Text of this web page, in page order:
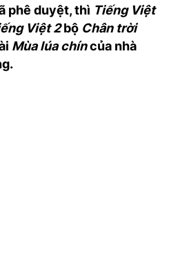
phê duyệt, thì Tiếng Việt
Việt 2bộ Chân trời
Mùa lúa chíncủa nhà